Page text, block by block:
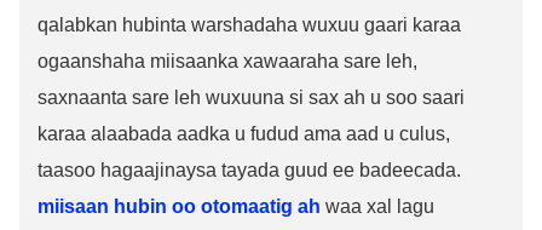
qalabkan hubinta warshadaha wuxuu gaari karaa
ogaanshaha miisaanka xawaaraha sare leh,
saxnaanta sare leh wuxuuna si sax ah u soo saari
karaa alaabada aadka u fudud ama aad u culus,
taasoo hagaajinaysa tayada guud ee badeecada.
miisaan hubin oo otomaatig ah waa xal lagu